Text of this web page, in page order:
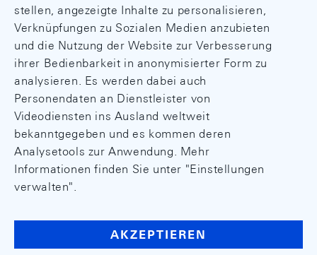
stellen, angezeigte Inhalte zu personalisieren,
Verknüpfungen zu Sozialen Medien anzubieten
und die Nutzung der Website zur Verbesserung
ihrer Bedienbarkeit in anonymisierter Form zu
analysieren. Es werden dabei auch
Personendaten an Dienstleister von
Videodiensten ins Ausland weltweit
bekanntgegeben und es kommen deren
Analysetools zur Anwendung. Mehr
Informationen finden Sie unter "Einstellungen
verwalten".
AKZEPTIEREN